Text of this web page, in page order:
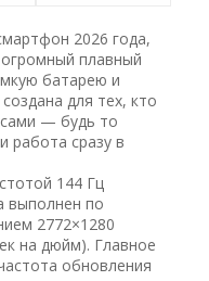
2026 года,
плавный
батарею и
для тех, кто
— будь то
работа сразу в
144 Гц
выполнен по
2772×1280
на дюйм). Главное
обновления